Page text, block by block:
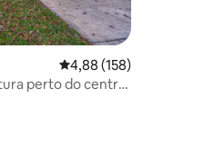
avaliações
4,88 de uma avaliação
4,88 (158)
perto do centro